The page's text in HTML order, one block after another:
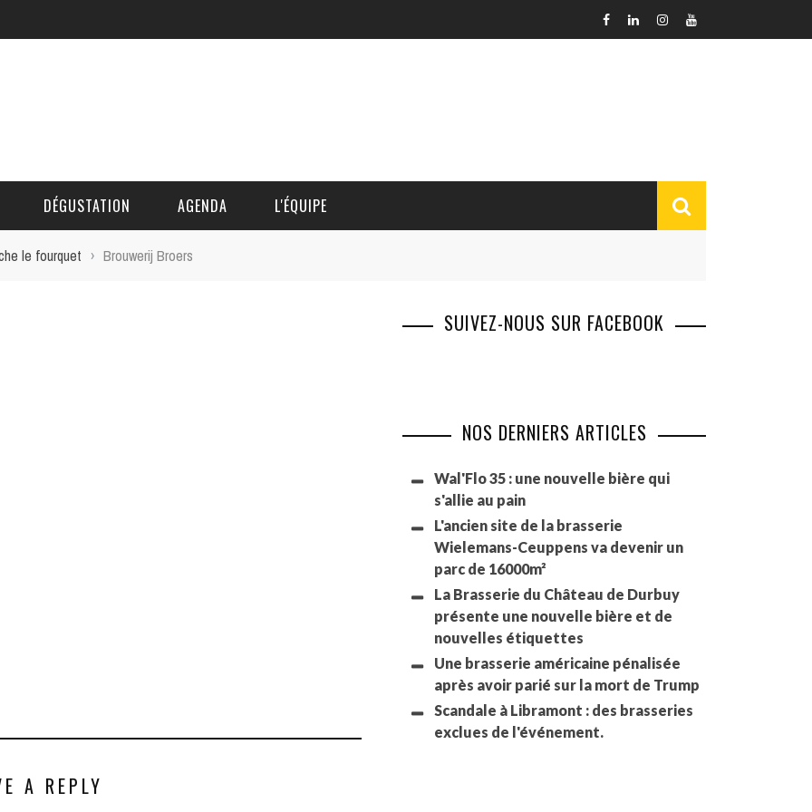
DÉGUSTATION AGENDA L'ÉQUIPE
le fourquet › Brouwerij Broers
A REPLY
SUIVEZ-NOUS SUR FACEBOOK
NOS DERNIERS ARTICLES
Wal'Flo 35 : une nouvelle bière qui
s'allie au pain
L'ancien site de la brasserie
Wielemans-Ceuppens va devenir un
parc de 16000m²
La Brasserie du Château de Durbuy
présente une nouvelle bière et de
nouvelles étiquettes
Une brasserie américaine pénalisée
après avoir parié sur la mort de Trump
Scandale à Libramont : des brasseries
exclues de l'événement.